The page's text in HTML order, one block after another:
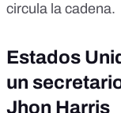
circula la cadena.
Estados
un
Jhon Harris